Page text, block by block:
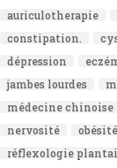
auriculotherapie
constipation.
dépression
jambes lourdes
médecine chinoise
nervosité
obésité
réflexologie